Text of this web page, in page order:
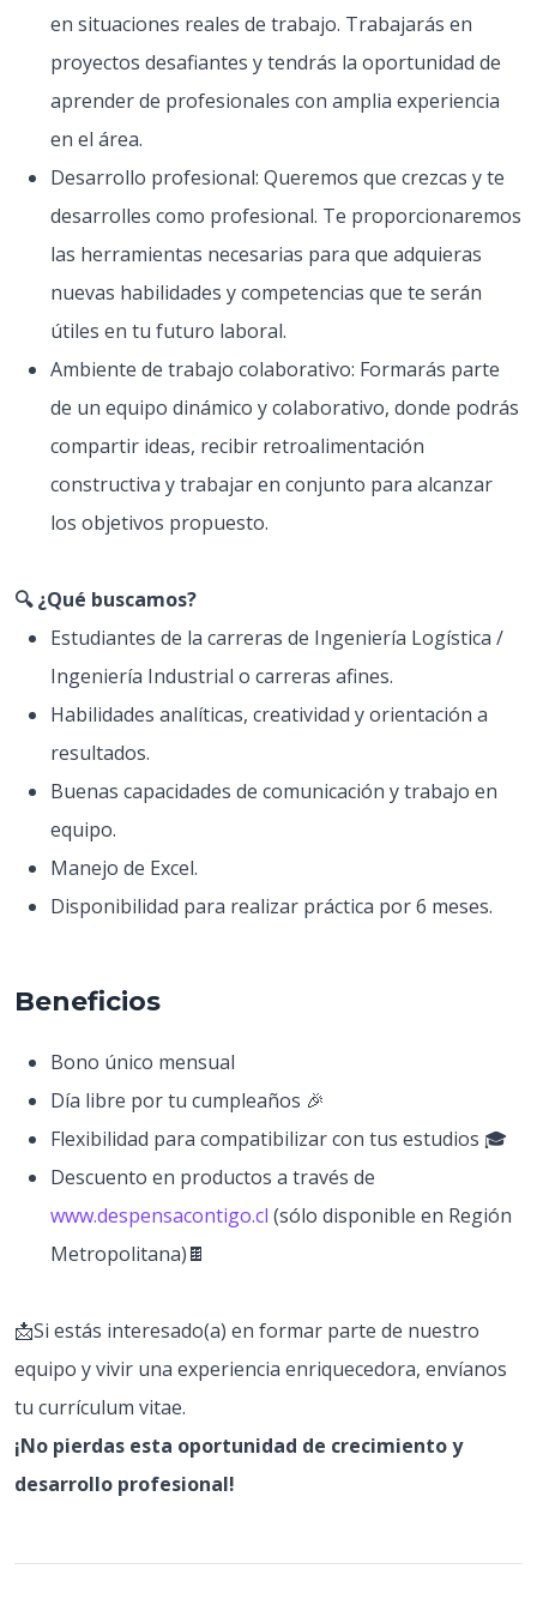
en situaciones reales de trabajo. Trabajarás en
proyectos desafiantes y tendrás la oportunidad de
aprender de profesionales con amplia experiencia
en el área.
Desarrollo profesional: Queremos que crezcas y te
desarrolles como profesional. Te proporcionaremos
las herramientas necesarias para que adquieras
nuevas habilidades y competencias que te serán
útiles en tu futuro laboral.
Ambiente de trabajo colaborativo: Formarás parte
de un equipo dinámico y colaborativo, donde podrás
compartir ideas, recibir retroalimentación
constructiva y trabajar en conjunto para alcanzar
los objetivos propuesto.
🔍 ¿Qué buscamos?
Estudiantes de la carreras de Ingeniería Logística /
Ingeniería Industrial o carreras afines.
Habilidades analíticas, creatividad y orientación a
resultados.
Buenas capacidades de comunicación y trabajo en
equipo.
Manejo de Excel.
Disponibilidad para realizar práctica por 6 meses.
Beneficios
Bono único mensual
Día libre por tu cumpleaños 🎉
Flexibilidad para compatibilizar con tus estudios 🎓
Descuento en productos a través de
www.despensacontigo.cl (sólo disponible en Región
Metropolitana)🍫
📩Si estás interesado(a) en formar parte de nuestro
equipo y vivir una experiencia enriquecedora, envíanos
tu currículum vitae.
¡No pierdas esta oportunidad de crecimiento y
desarrollo profesional!